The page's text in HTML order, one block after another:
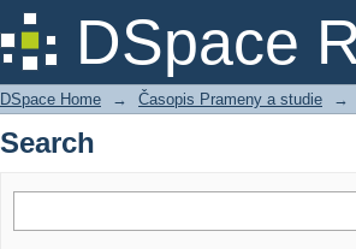
DSpace
Search
DSpace Home → Časopis Prameny a studie →
Search